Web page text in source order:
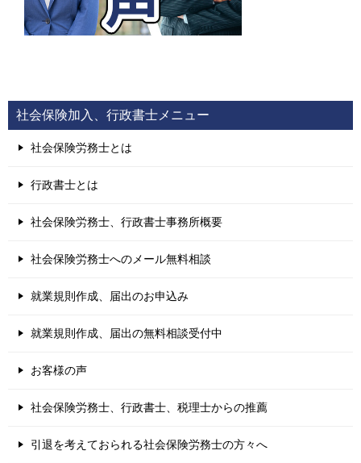
社会保険加入、行政書士メニュー
社会保険労務士とは
行政書士とは
社会保険労務士、行政書士事務所概要
社会保険労務士へのメール無料相談
就業規則作成、届出のお申込み
就業規則作成、届出の無料相談受付中
お客様の声
社会保険労務士、行政書士、税理士からの推薦
引退を考えておられる社会保険労務士の方々へ